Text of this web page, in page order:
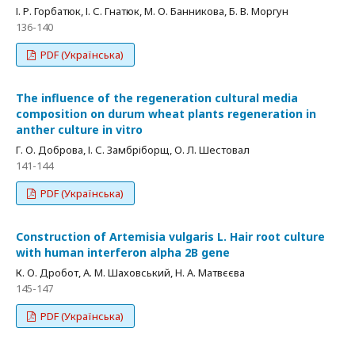
І. Р. Горбатюк, І. С. Гнатюк, М. О. Банникова, Б. В. Моргун
136-140
PDF (Українська)
The influence of the regeneration cultural media
composition on durum wheat plants regeneration in
anther culture in vitro
Г. О. Доброва, І. С. Замбріборщ, О. Л. Шестовал
141-144
PDF (Українська)
Construction of Artemisia vulgaris L. Hair root culture
with human interferon alpha 2B gene
К. О. Дробот, А. М. Шаховський, Н. А. Матвєєва
145-147
PDF (Українська)